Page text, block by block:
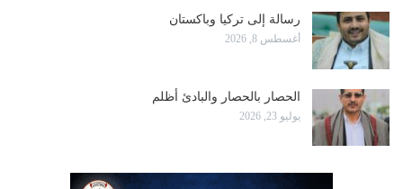
رسالة إلى تركيا وباكستان
أغسطس 8, 2026
الحصار بالحصار والبادئ أظلم
يوليو 23, 2026